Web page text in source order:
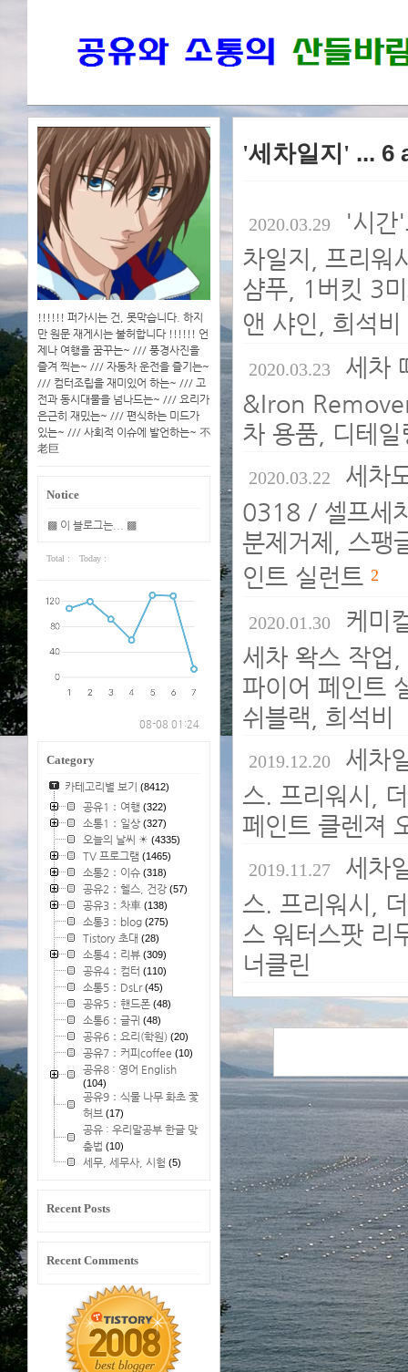
!!!!!! 퍼가시는 건, 못막습니다. 하지
만 원문 재게시는 불허합니다 !!!!!! 언
제나 여행을 꿈꾸는~ /// 풍경사진을
즐겨 찍는~ /// 자동차 운전을 즐기는~
/// 컴터조립을 재미있어 하는~ /// 고
전과 동시대물을 넘나드는~ /// 요리가
은근히 재밌는~ /// 편식하는 미드가
있는~ /// 사회적 이슈에 발언하는~ 不
老巨
Notice
▩ 이 블로그는... ▩
Total : Today :
08-08 01:24
Category
카테고리별 보기 (8412)
공유1：여행 (322)
소통1：일상 (327)
오늘의 날씨 ☀ (4335)
TV 프로그램 (1465)
소통2：이슈 (318)
공유2：헬스, 건강 (57)
공유3：차車 (138)
소통3：blog (275)
Tistory 초대 (28)
소통4：리뷰 (309)
공유4：컴터 (110)
소통5：DsLr(45)
공유5：핸드폰 (48)
소통6：글귀 (48)
공유6：요리(학원) (20)
공유7：커피coffee (10)
공유8 : 영어 English
(104)
공유9：식물 나무 화초 꽃
허브 (17)
공유 : 우리말공부 한글 맞
춤법 (10)
세무, 세무사, 시험 (5)
Recent Posts
Recent Comments
'세차일지' ... 6
2020.03.29 '시간
차일지, 프리워
샴푸, 1버킷 3
앤 샤인, 희석비
2020.03.23 세차
&Iron
차 용품, 디테
2020.03.22 세차
0318 / 셀프세
분제거제, 스팽
인트 실런트 2
2020.01.30 케미
세차 왁스 작업
파이어 페인트
쉬블랙, 희석비
2019.12.20 세차
스. 프리워시,
페인트 클렌져
2019.11.27 세차
스. 프리워시,
스 워터스팟 리
너클린